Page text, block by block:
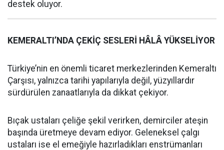
destek oluyor.
KEMERALTI’NDA ÇEKİÇ SESLERİ HÂLÂ YÜKSELİYOR
Türkiye’nin en önemli ticaret merkezlerinden Kemeraltı
Çarşısı, yalnızca tarihi yapılarıyla değil, yüzyıllardır
sürdürülen zanaatlarıyla da dikkat çekiyor.
Bıçak ustaları çeliğe şekil verirken, demirciler ateşin
başında üretmeye devam ediyor. Geleneksel çalgı
ustaları ise el emeğiyle hazırladıkları enstrümanları